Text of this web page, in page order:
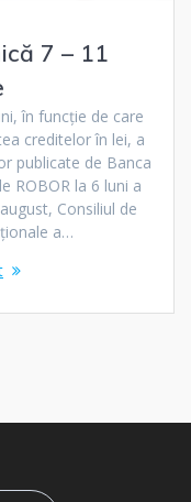
7 – 11
în funcție de care
creditelor în lei, a
publicate de Banca
ROBOR la 6 luni a
Consiliul de
a…